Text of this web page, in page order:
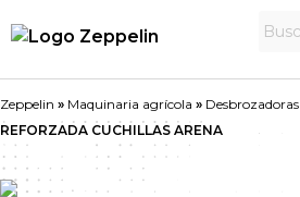
Zeppelin » Maquinaria agrícola » Desbrozadoras
REFORZADA CUCHILLAS ARENA